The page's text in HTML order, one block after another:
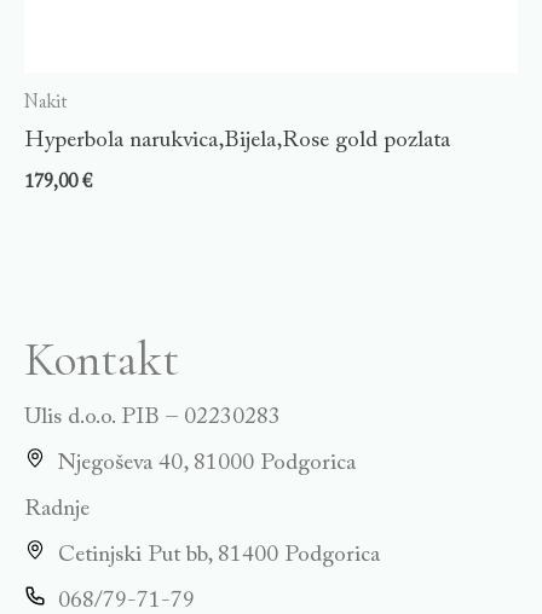
Nakit
Hyperbola narukvica,Bijela,Rose gold pozlata
179,00€
Kontakt
Ulis d.o.o. PIB – 02230283
Njegoševa 40, 81000 Podgorica
Radnje
Cetinjski Put bb, 81400 Podgorica
068/79-71-79